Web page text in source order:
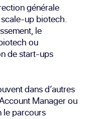
générale
up biotech.
le
ou
de start-ups
dans d’autres
Managerou
le parcours